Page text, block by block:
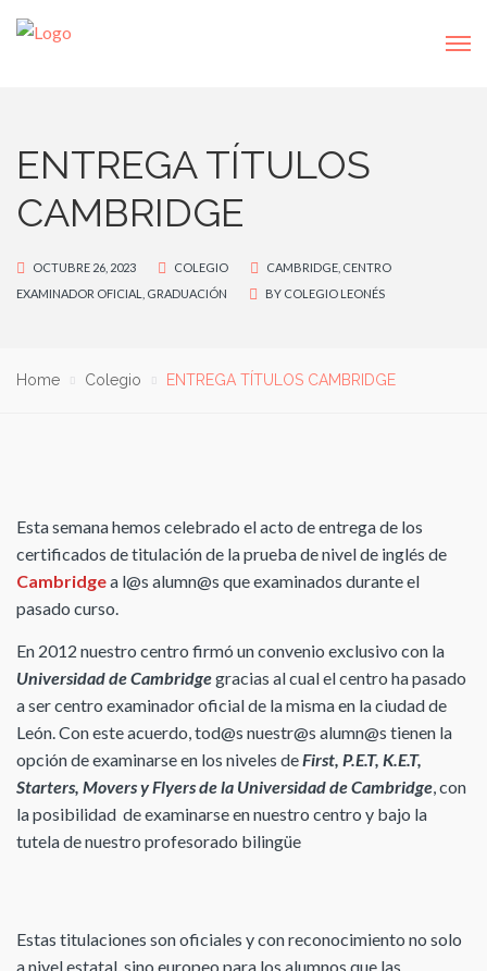
ENTREGA TÍTULOS
CAMBRIDGE
OCTUBRE 26, 2023 COLEGIO CAMBRIDGE CENTRO
EXAMINADOR OFICIAL
GRADUACIÓN BY COLEGIO LEONÉS
Home Colegio ENTREGA TÍTULOS CAMBRIDGE
Esta semana hemos celebrado el acto de entrega de los
certificados de titulación de la prueba de nivel de inglés de
Cambridgea l@s alumn@s que examinados durante el
pasado curso.
En 2012 nuestro centro firmó un convenio exclusivo con la
Universidad de Cambridgegracias al cual el centro ha pasado
a ser centro examinador oficial de la misma en la ciudad de
León. Con este acuerdo, tod@s nuestr@s alumn@s tienen la
opción de examinarse en los niveles deFirst, P.E.T, K.E.T,
Starters, Movers y Flyers de la Universidad de Cambridge, con
la posibilidad de examinarse en nuestro centro y bajo la
tutela de nuestro profesorado bilingüe
Estas titulaciones son oficiales y con reconocimiento no solo
a nivel estatal, sino europeo para los alumnos que las